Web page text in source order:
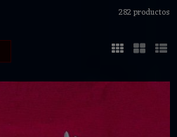
282 productos